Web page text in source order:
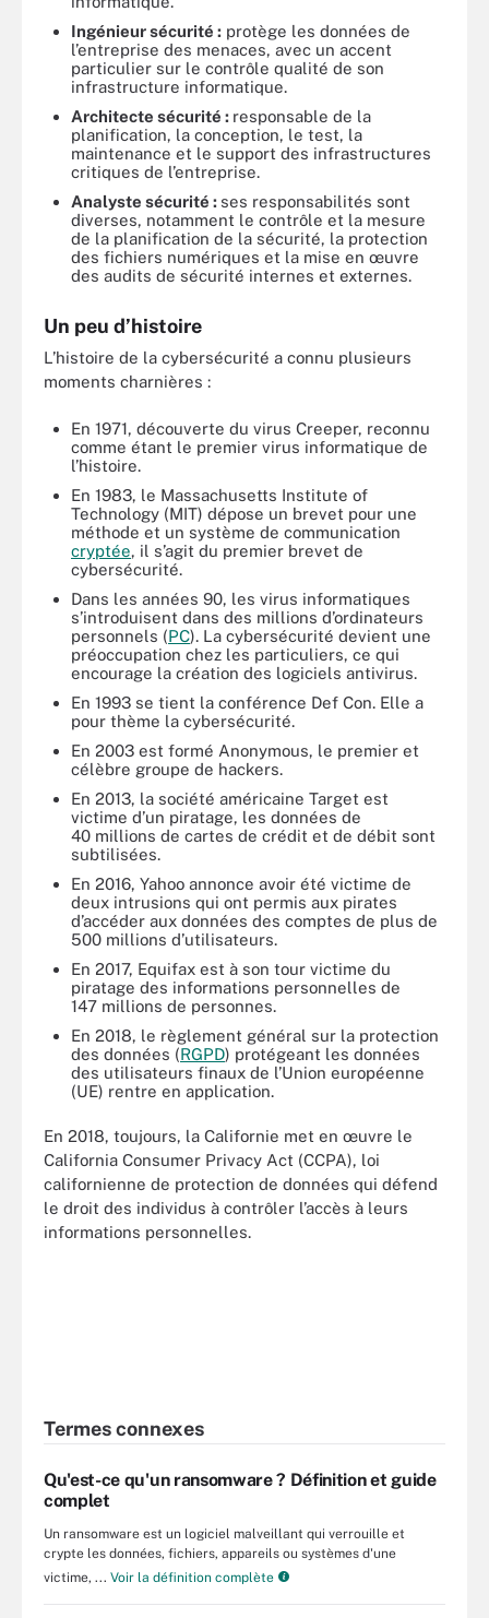
Ingénieur sécurité : protège les données de
l’entreprise des menaces, avec un accent
particulier sur le contrôle qualité de son
infrastructure informatique.
Architecte sécurité : responsable de la
planification, la conception, le test, la
maintenance et le support des infrastructures
critiques de l’entreprise.
Analyste sécurité : ses responsabilités sont
diverses, notamment le contrôle et la mesure
de la planification de la sécurité, la protection
des fichiers numériques et la mise en œuvre
des audits de sécurité internes et externes.
Un peu d’histoire
L’histoire de la cybersécurité a connu plusieurs
moments charnières :
En 1971, découverte du virus Creeper, reconnu
comme étant le premier virus informatique de
l’histoire.
En 1983, le Massachusetts Institute of
Technology (MIT) dépose un brevet pour une
méthode et un système de communication
cryptée, il s’agit du premier brevet de
cybersécurité.
Dans les années 90, les virus informatiques
s’introduisent dans des millions d’ordinateurs
personnels (PC). La cybersécurité devient une
préoccupation chez les particuliers, ce qui
encourage la création des logiciels antivirus.
En 1993 se tient la conférence Def Con. Elle a
pour thème la cybersécurité.
En 2003 est formé Anonymous, le premier et
célèbre groupe de hackers.
En 2013, la société américaine Target est
victime d’un piratage, les données de
40 millions de cartes de crédit et de débit sont
subtilisées.
En 2016, Yahoo annonce avoir été victime de
deux intrusions qui ont permis aux pirates
d’accéder aux données des comptes de plus de
500 millions d’utilisateurs.
En 2017, Equifax est à son tour victime du
piratage des informations personnelles de
147 millions de personnes.
En 2018, le règlement général sur la protection
des données (RGPD) protégeant les données
des utilisateurs finaux de l’Union européenne
(UE) rentre en application.
En 2018, toujours, la Californie met en œuvre le
California Consumer Privacy Act (CCPA), loi
californienne de protection de données qui défend
le droit des individus à contrôler l’accès à leurs
informations personnelles.
Termes connexes
Qu'est-ce qu'un ransomware ? Définition et guide
complet
Un ransomware est un logiciel malveillant qui verrouille et
crypte les données, fichiers, appareils ou systèmes d'une
victime, ... Voir la définition complète